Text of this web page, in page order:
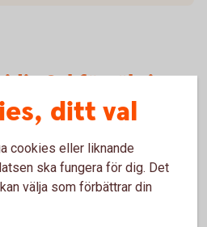
Sakförsäkring
AB
ditt val
cookies eller liknande
ska fungera för dig. Det
välja som förbättrar din